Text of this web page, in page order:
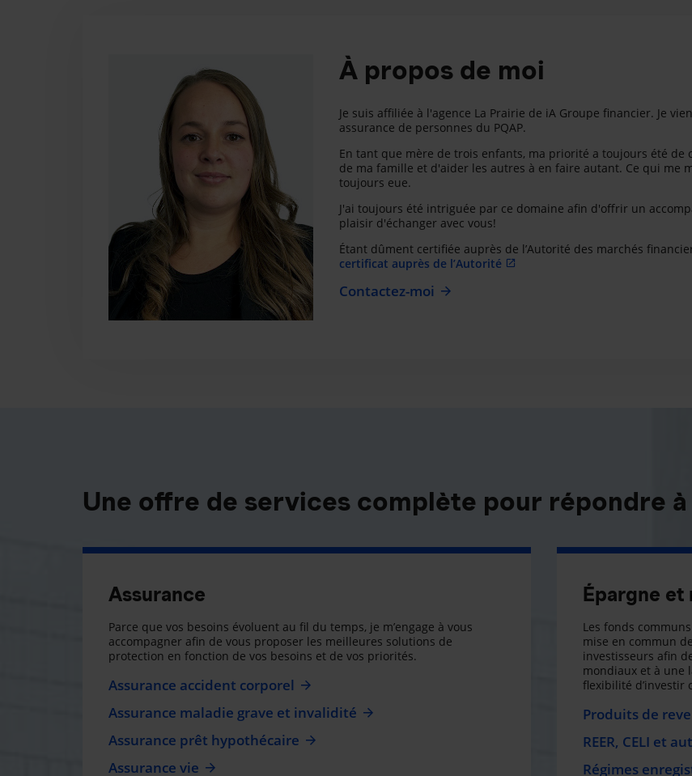
À propos de moi
Je suis affiliée à l'agence La Prairie de iA Groupe financier. Je
assurance de personnes du PQAP.
En tant que mère de trois enfants, ma priorité a toujours été
de ma famille et d'aider les autres à en faire autant. Ce qui me
toujours eue.
J'ai toujours été intriguée par ce domaine afin d'offrir un
plaisir d'échanger avec vous!
Étant dûment certifiée auprès de l’Autorité des marchés
certificat auprès de l’Autorité
Contactez-moi
Une offre de services complète pour répondre
Assurance
Parce que vos besoins évoluent au fil du temps, je m’engage à vous
accompagner afin de vous proposer les meilleures solutions de
protection en fonction de vos besoins et de vos priorités.
Assurance accident corporel
Assurance maladie grave et invalidité
Assurance prêt hypothécaire
Assurance vie
Épargne et
Les fonds
mise en commun
investisseurs afin
mondiaux et à une
flexibilité d’investir
Produits de
REER, CELI et
Régimes